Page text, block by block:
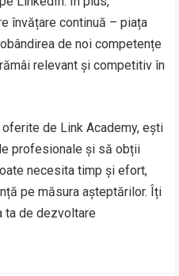
învățare continuă – piața
de noi competențe
relevant și competitiv în
de Link Academy, ești
profesionale și să obții
necesita timp și efort,
pe măsura așteptărilor. Îți
ta de dezvoltare